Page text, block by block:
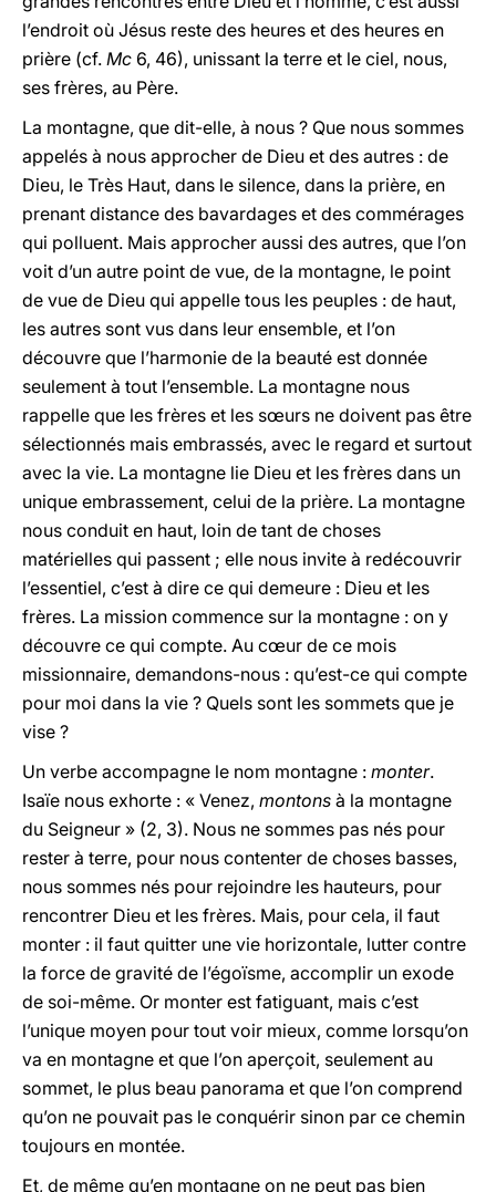
l’endroit où Jésus reste des heures et des heures en
prière (cf. Mc 6, 46), unissant la terre et le ciel, nous,
ses frères, au Père.
La montagne, que dit-elle, à nous ? Que nous sommes
appelés à nous approcher de Dieu et des autres : de
Dieu, le Très Haut, dans le silence, dans la prière, en
prenant distance des bavardages et des commérages
qui polluent. Mais approcher aussi des autres, que l’on
voit d’un autre point de vue, de la montagne, le point
de vue de Dieu qui appelle tous les peuples : de haut,
les autres sont vus dans leur ensemble, et l’on
découvre que l’harmonie de la beauté est donnée
seulement à tout l’ensemble. La montagne nous
rappelle que les frères et les sœurs ne doivent pas être
sélectionnés mais embrassés, avec le regard et surtout
avec la vie. La montagne lie Dieu et les frères dans un
unique embrassement, celui de la prière. La montagne
nous conduit en haut, loin de tant de choses
matérielles qui passent ; elle nous invite à redécouvrir
l’essentiel, c’est à dire ce qui demeure : Dieu et les
frères. La mission commence sur la montagne : on y
découvre ce qui compte. Au cœur de ce mois
missionnaire, demandons-nous : qu’est-ce qui compte
pour moi dans la vie ? Quels sont les sommets que je
vise ?
Un verbe accompagne le nom montagne : monter.
Isaïe nous exhorte : « Venez, montons à la montagne
du Seigneur » (2, 3). Nous ne sommes pas nés pour
rester à terre, pour nous contenter de choses basses,
nous sommes nés pour rejoindre les hauteurs, pour
rencontrer Dieu et les frères. Mais, pour cela, il faut
monter : il faut quitter une vie horizontale, lutter contre
la force de gravité de l’égoïsme, accomplir un exode
de soi-même. Or monter est fatiguant, mais c’est
l’unique moyen pour tout voir mieux, comme lorsqu’on
va en montagne et que l’on aperçoit, seulement au
sommet, le plus beau panorama et que l’on comprend
qu’on ne pouvait pas le conquérir sinon par ce chemin
toujours en montée.
Et, de même qu’en montagne on ne peut pas bien